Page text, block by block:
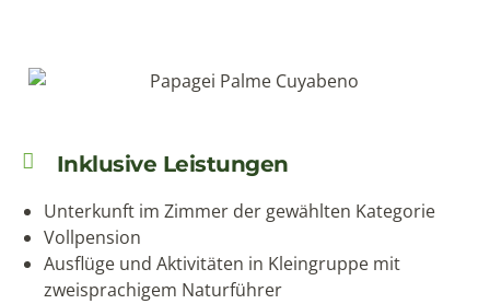
Inklusive Leistungen
Unterkunft im Zimmer der gewählten Kategorie
Vollpension
Ausflüge und Aktivitäten in Kleingruppe mit
zweisprachigem Naturführer